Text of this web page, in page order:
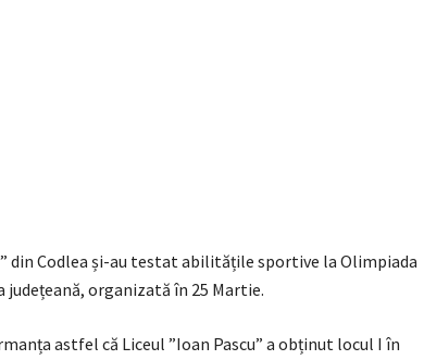
din Codlea și-au testat abilitățile sportive la Olimpiada
organizată în 25 Martie.
astfel că Liceul ”Ioan Pascu” a obținut locul I în